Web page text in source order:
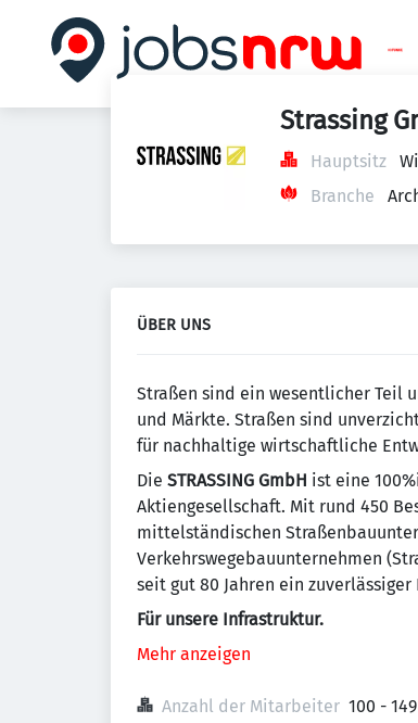
Strassing
Hauptsitz
Branche
ÜBER UNS
Straßen sind ein wesentlicher Teil
und Märkte. Straßen sind
für nachhaltige wirtschaftliche
Die STRASSING GmbH ist eine
Aktiengesellschaft. Mit rund 450
mittelständischen
Verkehrswegebauunternehmen
seit gut 80 Jahren ein
Für unsere Infrastruktur.
Mehr anzeigen
Anzahl der Mitarbeiter 100 -